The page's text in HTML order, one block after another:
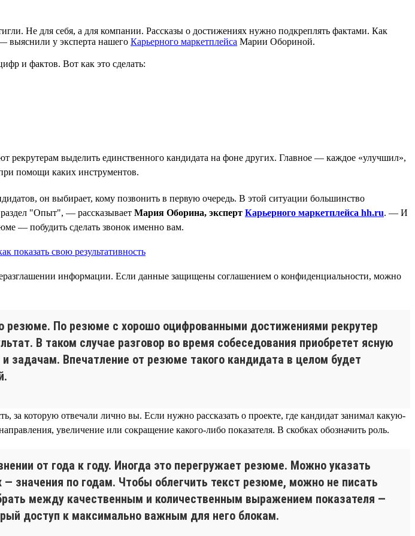
Не для себя, а для компании. Рассказы о достижениях нужно подкреплять фактами. Как
выяснили у эксперта нашего Карьерного маркетплейса Марии Обориной.
и фактов. Вот как это сделать:
выделить единственного кандидата на фоне других. Главное — каждое «улучшил»,
помощи каких инструментов.
он выбирает, кому позвонить в первую очередь. В этой ситуации большинство
раздел "Опыт", — рассказывает Мария Оборина, эксперт Карьерного маркетплейса hh.ru. — И
— побудить сделать звонок именно вам.
информации. Если данные защищены соглашением о конфиденциальности, можно
По резюме с хорошо оцифрованными достижениями рекрутер
В таком случае разговор во время собеседования приобретет ясную
Впечатление от резюме такого кандидата в целом будет
за которую отвечали лично вы. Если нужно рассказать о проекте, где кандидат занимал какую-
увеличение или сокращение какого-либо показателя. В скобках обозначить роль.
от года к году. Иногда это перегружает резюме. Можно указать
значения по годам. Чтобы облегчить текст резюме, можно не писать
между качественным и количественным выражением показателя —
доступ к максимально важным для него блокам.